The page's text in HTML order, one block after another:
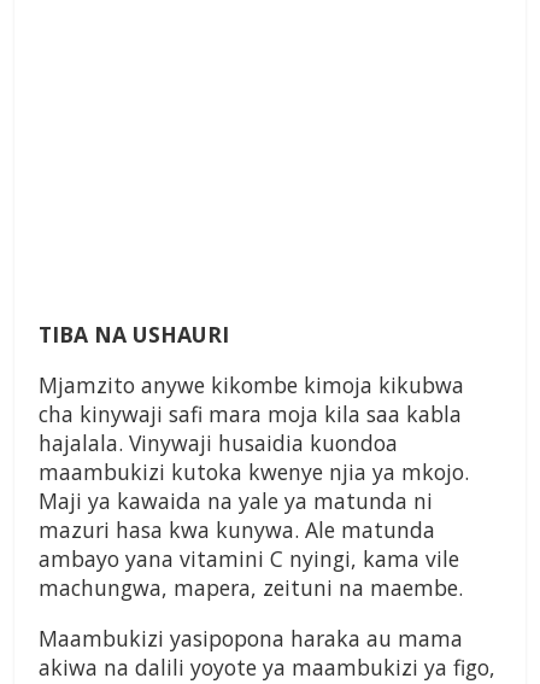
TIBA NA USHAURI
Mjamzito anywe kikombe kimoja kikubwa
cha kinywaji safi mara moja kila saa kabla
hajalala. Vinywaji husaidia kuondoa
maambukizi kutoka kwenye njia ya mkojo.
Maji ya kawaida na yale ya matunda ni
mazuri hasa kwa kunywa. Ale matunda
ambayo yana vitamini C nyingi, kama vile
machungwa, mapera, zeituni na maembe.
Maambukizi yasipopona haraka au mama
akiwa na dalili yoyote ya maambukizi ya figo,